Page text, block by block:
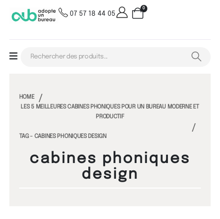
07 57 18 44 05
0
HOME
LES 5 MEILLEURES CABINES PHONIQUES POUR UN BUREAU MODERNE ET
PRODUCTIF
TAG - CABINES PHONIQUES DESIGN
cabines phoniques
design